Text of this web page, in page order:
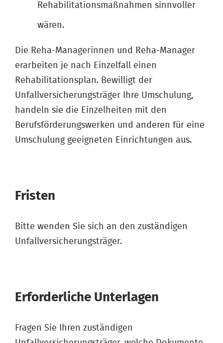
Rehabilitationsmaßnahmen sinnvoller
wären.
Die Reha-Managerinnen und Reha-Manager
erarbeiten je nach Einzelfall einen
Rehabilitationsplan. Bewilligt der
Unfallversicherungsträger Ihre Umschulung,
handeln sie die Einzelheiten mit den
Berufsförderungswerken und anderen für eine
Umschulung geeigneten Einrichtungen aus.
Fristen
Bitte wenden Sie sich an den zuständigen
Unfallversicherungsträger.
Erforderliche Unterlagen
Fragen Sie Ihren zuständigen